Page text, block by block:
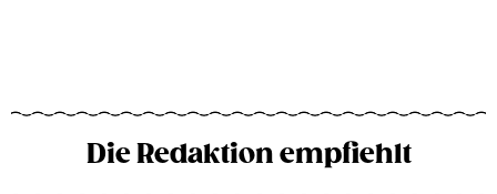
Die Redaktion empfiehlt